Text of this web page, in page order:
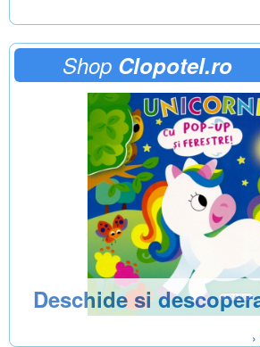
Shop Clopotel.ro
Deschide si